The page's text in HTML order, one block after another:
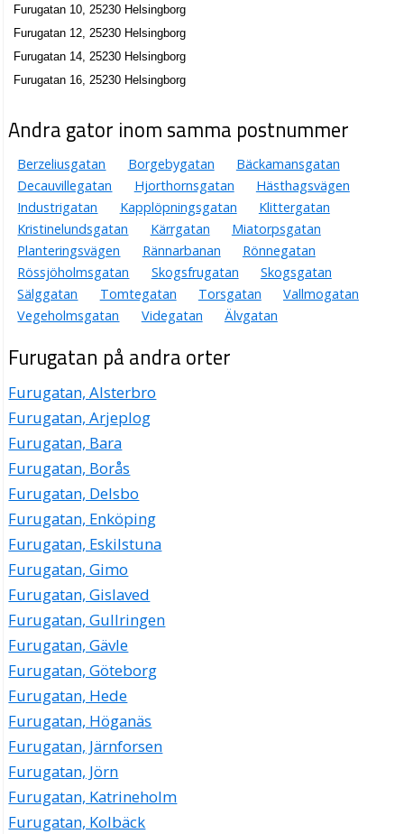
Furugatan 10, 25230 Helsingborg
Furugatan 12, 25230 Helsingborg
Furugatan 14, 25230 Helsingborg
Furugatan 16, 25230 Helsingborg
Andra gator inom samma postnummer
Berzeliusgatan Borgebygatan
Bäckamansgatan
Decauvillegatan
Hjorthornsgatan
Hästhagsvägen
Industrigatan
Kapplöpningsgatan
Klittergatan
Kristinelundsgatan
Kärrgatan
Miatorpsgatan
Planteringsvägen
Rännarbanan
Rönnegatan
Rössjöholmsgatan
Skogsfrugatan
Skogsgatan
Sälggatan
Tomtegatan Torsgatan
Vallmogatan
Vegeholmsgatan
Videgatan Älvgatan
Furugatan på andra orter
Furugatan, Alsterbro
Furugatan, Arjeplog
Furugatan, Bara
Furugatan, Borås
Furugatan, Delsbo
Furugatan, Enköping
Furugatan, Eskilstuna
Furugatan, Gimo
Furugatan, Gislaved
Furugatan, Gullringen
Furugatan, Gävle
Furugatan, Göteborg
Furugatan, Hede
Furugatan, Höganäs
Furugatan, Järnforsen
Furugatan, Jörn
Furugatan, Katrineholm
Furugatan, Kolbäck